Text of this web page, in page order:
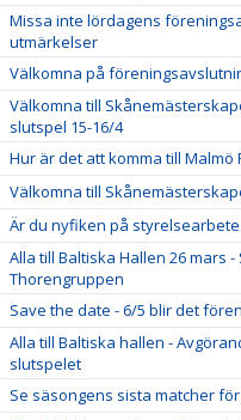
Missa inte lördagens
utmärkelser
Välkomna på
Välkomna till
slutspel 15-16/4
Hur är det att komma till Malmö
Välkomna till
Är du nyfiken på
Alla till Baltiska Hallen 26 mars -
Thorengruppen
Save the date - 6/5 blir det
Alla till Baltiska hallen -
slutspelet
Se säsongens sista matcher